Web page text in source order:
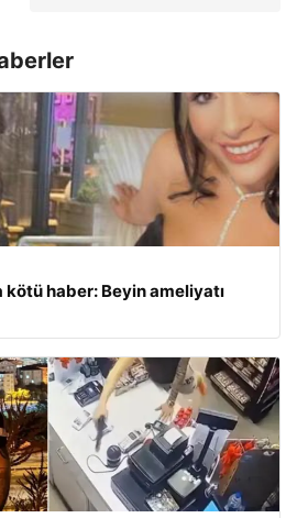
kötü haber: Beyin ameliyatı